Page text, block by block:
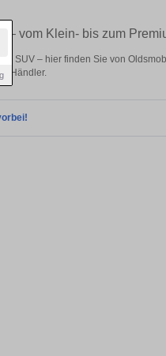
– vom Klein- bis zum
SUV – hier finden Sie von
Händler.